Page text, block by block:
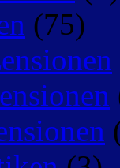
(75)